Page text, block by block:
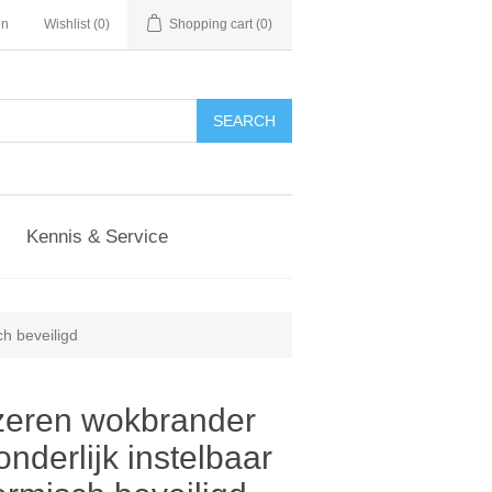
Wishlist (0) Shopping cart (0)
Kennis & Service
beveiligd
wokbrander
instelbaar